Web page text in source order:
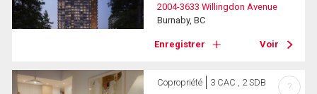
2004-3633 Willingdon Avenue
Burnaby, BC
Enregistrer Voir
Copropriété 3 CAC , 2 SDB ?